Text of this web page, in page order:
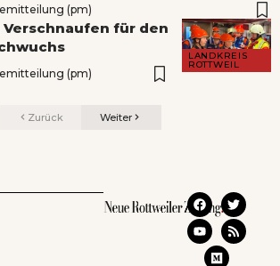
(pm)
LANDKREIS
ROTTWEIL
Verschnaufen für den
(pm)
Zurück Weiter